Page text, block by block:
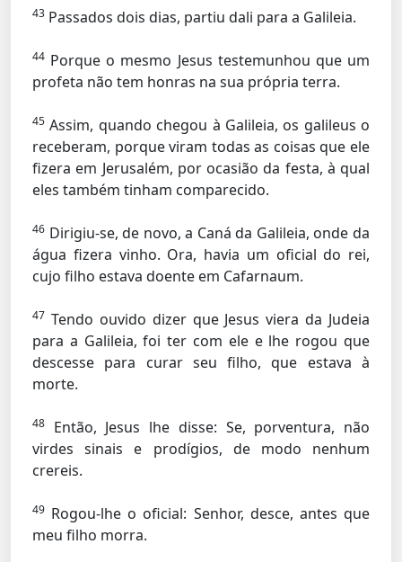
43 Passados dois dias, partiu dali para a Galileia.
44 Porque o mesmo Jesus testemunhou que um
profeta não tem honras na sua própria terra.
45 Assim, quando chegou à Galileia, os galileus o
receberam, porque viram todas as coisas que ele
fizera em Jerusalém, por ocasião da festa, à qual
eles também tinham comparecido.
46 Dirigiu-se, de novo, a Caná da Galileia, onde da
água fizera vinho. Ora, havia um oficial do rei,
cujo filho estava doente em Cafarnaum.
47 Tendo ouvido dizer que Jesus viera da Judeia
para a Galileia, foi ter com ele e lhe rogou que
descesse para curar seu filho, que estava à
morte.
48 Então, Jesus lhe disse: Se, porventura, não
virdes sinais e prodígios, de modo nenhum
crereis.
49 Rogou-lhe o oficial: Senhor, desce, antes que
meu filho morra.